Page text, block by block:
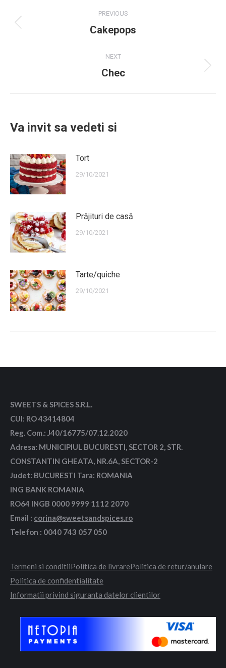
navigation
PREVIOUS
Previous
Cakepops
NEXT
Next
Chec
Va invit sa vedeti si
Tort
29/10/2021
Prăjituri de casă
29/10/2021
Tarte/quiche
29/10/2021
SWEETS & SPICES S.R.L.
CUI: RO 43414804
Reg. Com.: J40/16775/07.12.2020
Adresa: MUNICIPIUL BUCURESTI, SECTOR 2, STR.
CONSTANTIN GHEATA, NR.6A, SECTOR-2
Judet: BUCURESTI Tara: ROMANIA
ING BANK ROMANIA
RO64 INGB 0000 9999 1112 2070
Email : corina@sweetsandspices.ro
Telefon : 0040 743 057 050
Termeni si conditiiPolitica de livrarePolitica de retur/anulare
Politica de confidentialitate
Informatii privind siguranta datelor clientilor